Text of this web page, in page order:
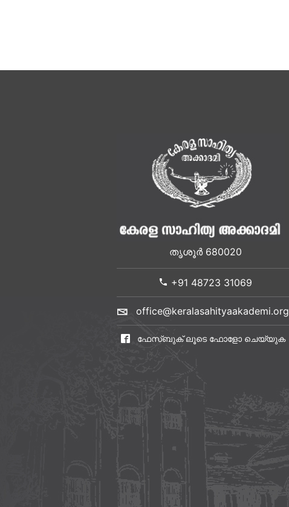
തൃശൂർ 680020
+91 48723 31069
office@keralasahityaakademi.org
ഫേസ്ബുക് ലൂടെ ഫോളോ ചെയ്യുക